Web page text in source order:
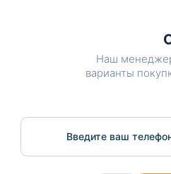
Наш
варианты
Введите ваш